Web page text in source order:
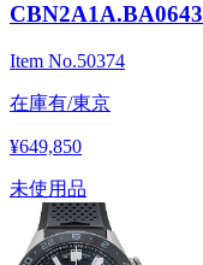
CBN2A1A.BA0643
Item No.50374
在庫有/東京
¥649,850
未使用品